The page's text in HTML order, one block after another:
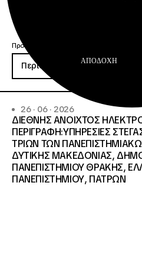
Προκηρύξεις
Περισσότερα
26 · 06 · 2026
ΔΙΕΘΝΗΣ ΑΝΟΙΧΤΟΣ
ΠΕΡΙΓΡΑΦΗ:ΥΠΗΡΕΣΙΕΣ
ΤΡΙΩΝ ΤΩΝ
ΔΥΤΙΚΗΣ ΜΑΚΕΔΟΝΙΑΣ,
ΠΑΝΕΠΙΣΤΗΜΙΟΥ ΘΡΑΚΗΣ,
ΠΑΝΕΠΙΣΤΗΜΙΟΥ, ΠΑΤΡΩΝ
ΑΠΟΔΟΧΉ